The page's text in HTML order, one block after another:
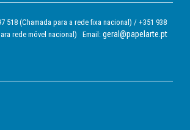
518 (Chamada para a rede fixa nacional) / +351 938
rede móvel nacional) Email: geral@papelarte.pt